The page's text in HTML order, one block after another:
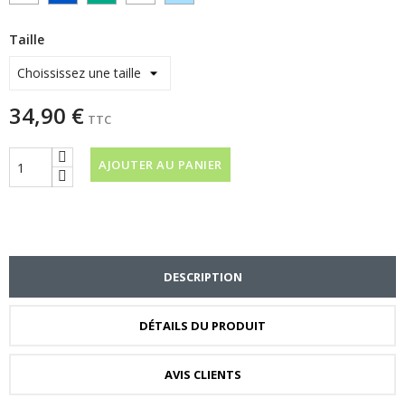
bleu
vert
rose
BLEU
Taille
34,90 € TTC
AJOUTER AU PANIER
DESCRIPTION
DÉTAILS DU PRODUIT
AVIS CLIENTS